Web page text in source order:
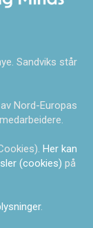
Sandviks står
Nord-Europas
Her kan
(cookies) på
.